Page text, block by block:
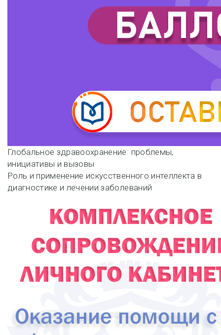
Навигация
по
записям
Глобальное здравоохранение: проблемы,
инициативы и вызовы
Роль и применение искусственного интеллекта в
диагностике и лечении заболеваний